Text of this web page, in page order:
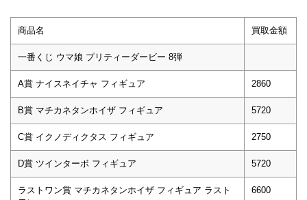
商品名 買取金額
一番くじ ウマ娘 プリティーダービー 8弾
A賞 ナイスネイチャ フィギュア 2860
B賞 マチカネタンホイザ フィギュア 5720
C賞 イクノディクタス フィギュア 2750
D賞 ツインターボ フィギュア 5720
ラストワン賞 マチカネタンホイザ フィギュア ラスト
6600